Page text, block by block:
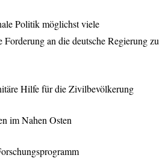
Politik möglichst viele
an die deutsche Regierung zu
Hilfe für die Zivilbevölkerung
im Nahen Osten